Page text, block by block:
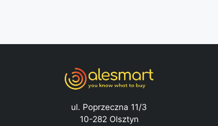
ul. Poprzeczna 11/3
10-282 Olsztyn